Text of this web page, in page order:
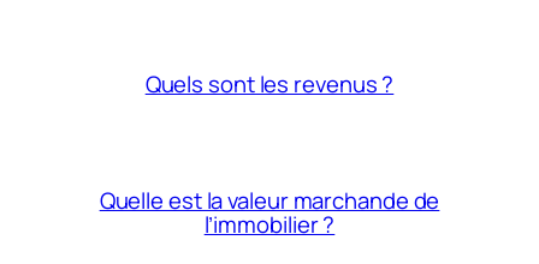
Quels sont les revenus ?
Quelle est la valeur marchande de
l’immobilier ?